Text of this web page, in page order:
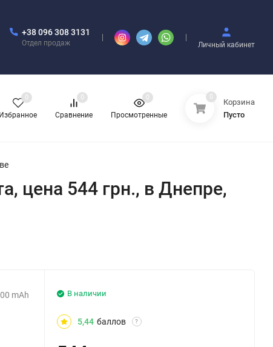
+38 096 308 3131
Отдел продаж Личный кабинет
Избранное
0
Сравнение
0
Просмотренные
0 0
Корзина
Пусто
цена 544 грн., в Днепре,
mAh В наличии
5,44 баллов ?